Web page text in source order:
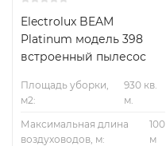
Electrolux BEAM
Platinum модель 398
встроенный пылесос
Площадь уборки,
м2:
930 кв.
м.
Максимальная длина
воздуховодов, м:
100
м